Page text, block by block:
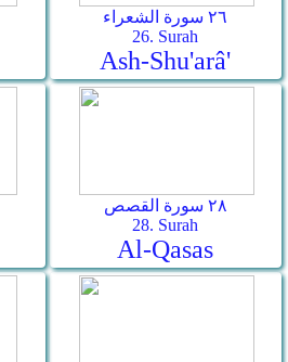
٢٦ سورة الشعراء
26. Surah
Ash-Shu'arâ'
٢٨ سورة القصص
28. Surah
Al-Qasas